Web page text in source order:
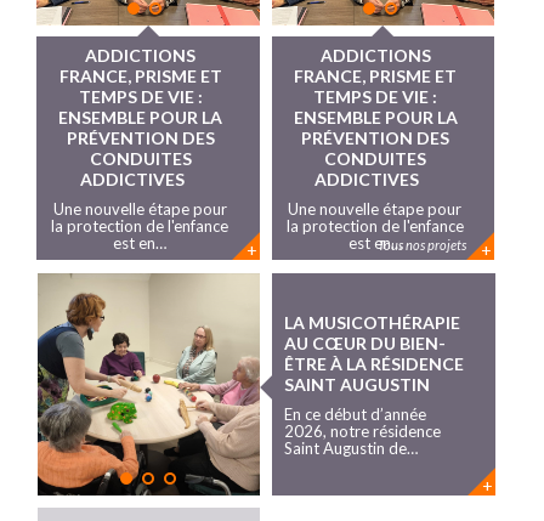
ADDICTIONS
FRANCE, PRISME ET
TEMPS DE VIE :
ENSEMBLE POUR LA
PRÉVENTION DES
CONDUITES
ADDICTIVES
Une nouvelle étape pour
la protection de l'enfance
est en…
+
LES TRAVAUX DE LA
FUTURE
POUPONNIÈRE
TEMPS DE VIE DE SIN-
LE-NOBLE ONT
DÉBUTÉ
VIE, la ville de Sin-le-
Noble et le…
ADDICTIONS
FRANCE, PRISME ET
TEMPS DE VIE :
ENSEMBLE POUR LA
PRÉVENTION DES
CONDUITES
ADDICTIVES
Une nouvelle étape pour
la protection de l'enfance
est en…Tous nos projets +
LA MUSICOTHÉRAPIE
AU CŒUR DU BIEN-
ÊTRE À LA RÉSIDENCE
SAINT AUGUSTIN
En ce début d’année
2026, notre résidence
Saint Augustin de…
+